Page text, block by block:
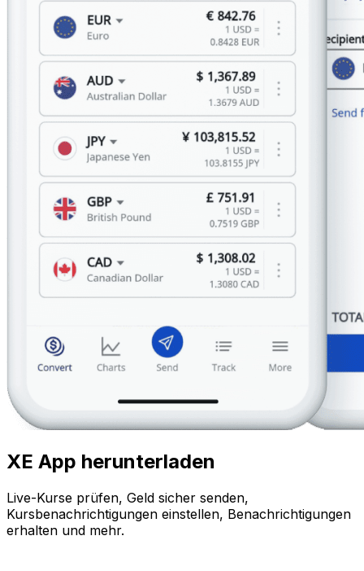
XE App herunterladen
Live-Kurse prüfen, Geld sicher senden,
Kursbenachrichtigungen einstellen, Benachrichtigungen
erhalten und mehr.